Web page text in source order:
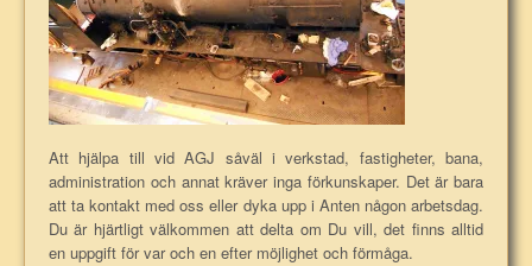
Att hjälpa till vid AGJ såväl i verkstad, fastigheter, bana,
administration och annat kräver inga förkunskaper. Det är bara
att ta kontakt med oss eller dyka upp i Anten någon arbetsdag.
Du är hjärtligt välkommen att delta om Du vill, det finns alltid
en uppgift för var och en efter möjlighet och förmåga.